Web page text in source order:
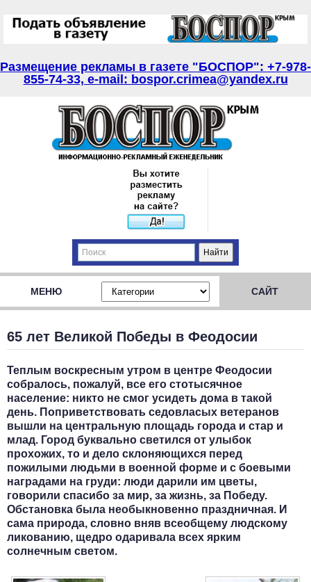
Размещение рекламы в газете "БОСПОР": +7-978-
855-74-33, e-mail: bospor.crimea@yandex.ru
МЕНЮ САЙТ
65 лет Великой Победы в Феодосии
Теплым воскресным утром в центре Феодосии
собралось, пожалуй, все его стотысячное
население: никто не смог усидеть дома в такой
день. Поприветствовать седовласых ветеранов
вышли на центральную площадь города и стар и
млад. Город буквально светился от улыбок
прохожих, то и дело склоняющихся перед
пожилыми людьми в военной форме и с боевыми
наградами на груди: люди дарили им цветы,
говорили спасибо за мир, за жизнь, за Победу.
Обстановка была необыкновенно праздничная. И
сама природа, словно вняв всеобщему людскому
ликованию, щедро одаривала всех ярким
солнечным светом.